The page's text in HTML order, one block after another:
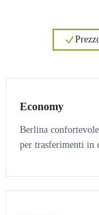
Economy
Berlina
per trasferimenti in
3 3